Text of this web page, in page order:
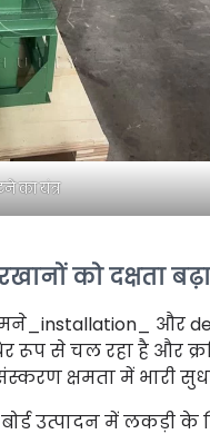
का यंत्र
को दक्षता
और
रूप से चल रहा है और
क्षमता में भारी
उत्पादन में लकड़ी